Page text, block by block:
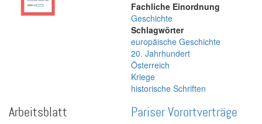
Fachliche Einordnung
Geschichte
Schlagwörter
europäische Geschichte
20. Jahrhundert
Österreich
Kriege
historische Schriften
Arbeitsblatt Pariser Vorortverträge